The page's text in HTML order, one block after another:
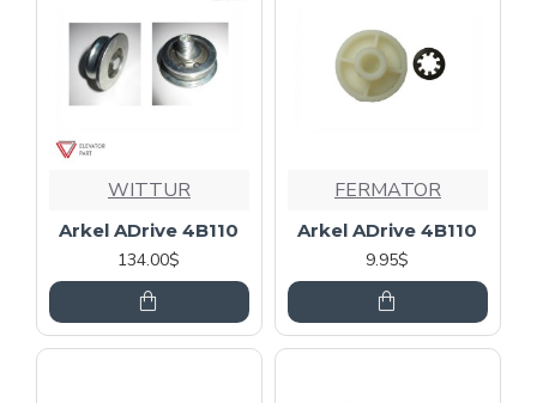
WITTUR
Arkel ADrive 4B110
134.00$
FERMATOR
Arkel ADrive 4B110
9.95$